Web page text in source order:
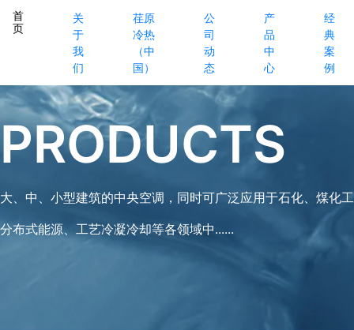
首
页
关
于
我
们
荏原
冷热
（中
国）
公
司
动
态
产
品
中
心
经
典
案
例
PRODUCTS
大、中、小型建筑的中央空调，同时可广泛应用于石化、煤化
分布式能源、工艺冷凝冷却等各领域中......